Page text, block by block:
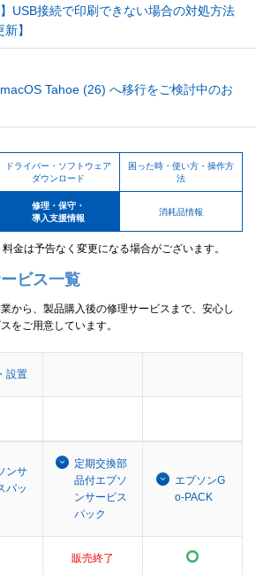
USB接続で印刷できない場合の対処方法
】
Tahoe (26) へ移行をご検討中のお
ドライバー・ソフトウェア
ダウンロード
困った時・使い方・操作方
法
修理・保守・
導入支援情報
消耗品情報
料金は予告なく変更になる場合がございます。
ビス一覧
から、製品購入後の修理サービスまで、安心し
をご用意しています。
設置
ンサ
パッ
定期交換部
品付エプソ
ンサービス
パック
エプソンG
o-PACK
販売終了